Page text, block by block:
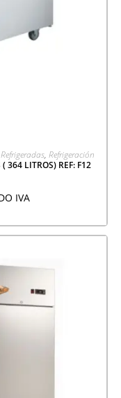
, Refrigeración
364 LITROS) REF: F12
IVA